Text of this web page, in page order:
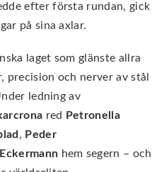
efter första rundan, gick
på sina axlar.
laget som glänste allra
och nerver av stål
ledning av
red
Petronella
, Peder
hem segern – och